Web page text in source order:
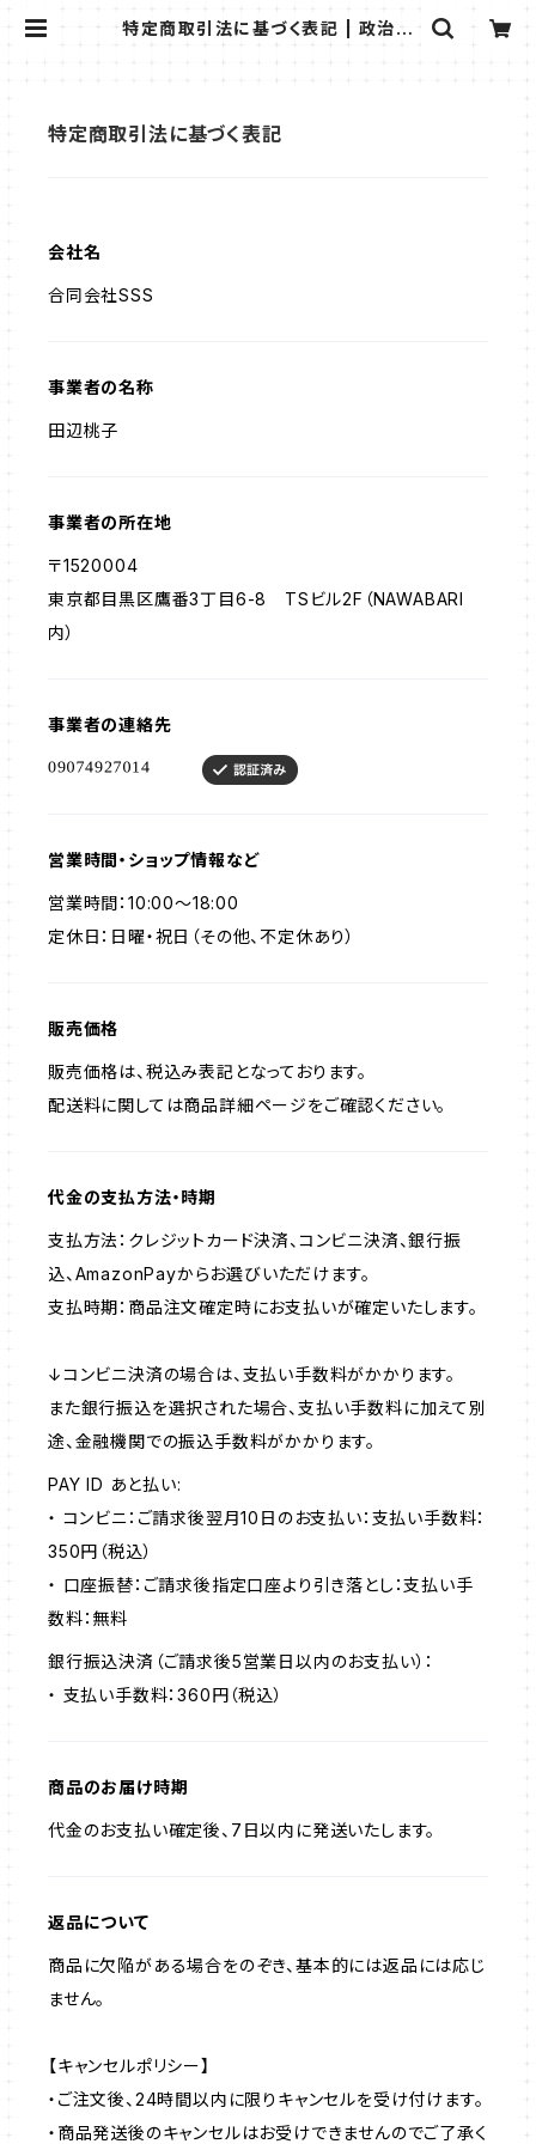
特定商取引法に基づく表記 | 政治系
特定商取引法に基づく表記
会社名
合同会社SSS
事業者の名称
田辺桃子
事業者の所在地
〒1520004
東京都目黒区鷹番3丁目6-8 TSビル2F（NAWABARI
内）
事業者の連絡先
営業時間・ショップ情報など
営業時間：10:00～18:00
定休日：日曜・祝日（その他、不定休あり）
販売価格
販売価格は、税込み表記となっております。
配送料に関しては商品詳細ページをご確認ください。
代金の支払方法・時期
支払方法：クレジットカード決済、コンビニ決済、銀行振
込、AmazonPayからお選びいただけます。
支払時期：商品注文確定時にお支払いが確定いたします。
↓コンビニ決済の場合は、支払い手数料がかかります。
また銀行振込を選択された場合、支払い手数料に加えて別
途、金融機関での振込手数料がかかります。
PAY ID あと払い:
・ コンビニ：ご請求後翌月10日のお支払い：支払い手数料：
350円（税込）
・ 口座振替：ご請求後指定口座より引き落とし：支払い手
数料：無料
銀行振込決済（ご請求後5営業日以内のお支払い）：
・ 支払い手数料：360円（税込）
商品のお届け時期
代金のお支払い確定後、7日以内に発送いたします。
返品について
商品に欠陥がある場合をのぞき、基本的には返品には応じ
ません。
【キャンセルポリシー】
・ご注文後、24時間以内に限りキャンセルを受け付けます。
・商品発送後のキャンセルはお受けできませんのでご了承く